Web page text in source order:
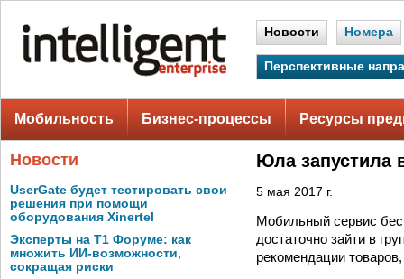
Новости Номера
Перспективные
Мобильность Бизнес-процессы Ресурсы
Новости
UserGate будет тестировать свои
решения при помощи
оборудования Xinertel
Эксперты на Т1 Форуме: как
множить ИИ-возможности,
сокращая риски
Юла запустила
5 мая 2017 г.
Мобильный сервис
достаточно зайти в
рекомендации